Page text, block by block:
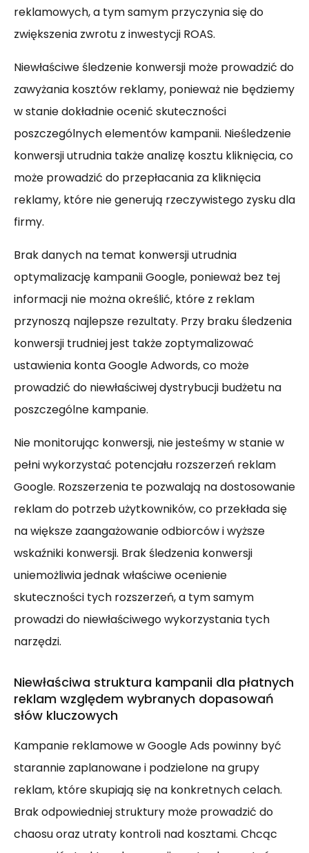
reklamowych, a tym samym przyczynia się do
zwiększenia zwrotu z inwestycji ROAS.
Niewłaściwe śledzenie konwersji może prowadzić do
zawyżania kosztów reklamy, ponieważ nie będziemy
w stanie dokładnie ocenić skuteczności
poszczególnych elementów kampanii. Nieśledzenie
konwersji utrudnia także analizę kosztu kliknięcia, co
może prowadzić do przepłacania za kliknięcia
reklamy, które nie generują rzeczywistego zysku dla
firmy.
Brak danych na temat konwersji utrudnia
optymalizację kampanii Google, ponieważ bez tej
informacji nie można określić, które z reklam
przynoszą najlepsze rezultaty. Przy braku śledzenia
konwersji trudniej jest także zoptymalizować
ustawienia konta Google Adwords, co może
prowadzić do niewłaściwej dystrybucji budżetu na
poszczególne kampanie.
Nie monitorując konwersji, nie jesteśmy w stanie w
pełni wykorzystać potencjału rozszerzeń reklam
Google. Rozszerzenia te pozwalają na dostosowanie
reklam do potrzeb użytkowników, co przekłada się
na większe zaangażowanie odbiorców i wyższe
wskaźniki konwersji. Brak śledzenia konwersji
uniemożliwia jednak właściwe ocenienie
skuteczności tych rozszerzeń, a tym samym
prowadzi do niewłaściwego wykorzystania tych
narzędzi.
Niewłaściwa struktura kampanii dla płatnych
reklam względem wybranych dopasowań
słów kluczowych
Kampanie reklamowe w Google Ads powinny być
starannie zaplanowane i podzielone na grupy
reklam, które skupiają się na konkretnych celach.
Brak odpowiedniej struktury może prowadzić do
chaosu oraz utraty kontroli nad kosztami. Chcąc